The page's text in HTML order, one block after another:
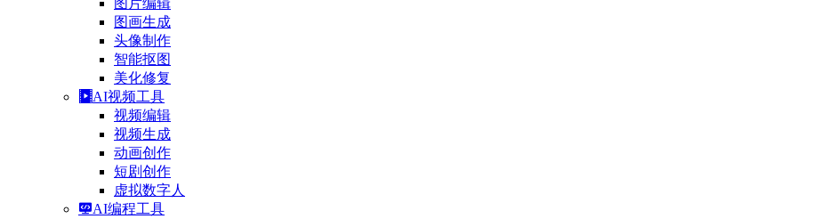
图片编辑
图画生成
头像制作
智能抠图
美化修复
AI视频工具
视频编辑
视频生成
动画创作
短剧创作
虚拟数字人
AI编程工具